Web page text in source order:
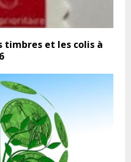
timbres et les colis à